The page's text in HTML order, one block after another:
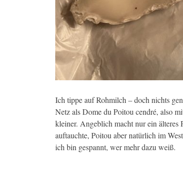
Ich tippe auf Rohmilch – doch nichts
Netz als Dome du Poitou cendré, also
kleiner. Angeblich macht nur ein
auftauchte, Poitou aber natürlich im
ich bin gespannt, wer mehr dazu weiß.